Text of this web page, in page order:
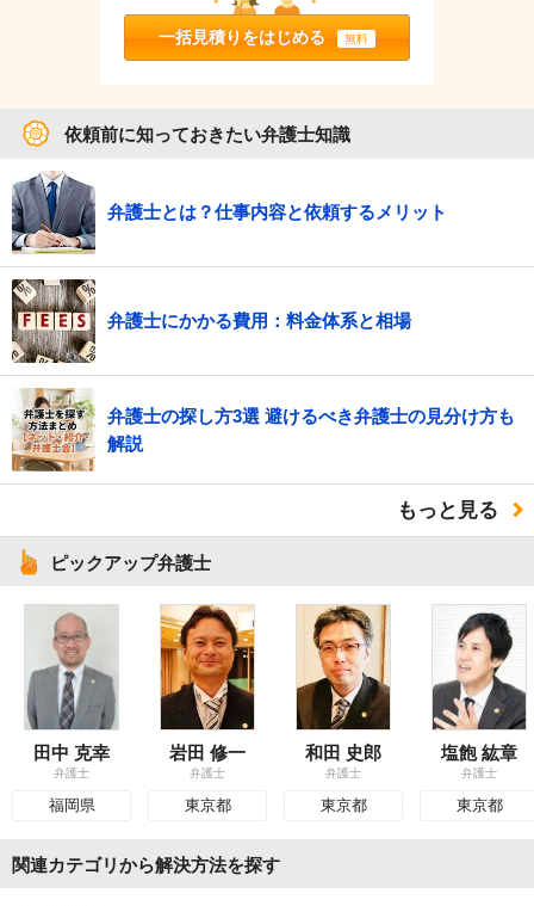
一括見積りをはじめる 無料
依頼前に知っておきたい弁護士知識
弁護士とは？仕事内容と依頼するメリット
弁護士にかかる費用：料金体系と相場
弁護士の探し方3選 避けるべき弁護士の見分け方も
解説
もっと見る
ピックアップ弁護士
田中 克幸
弁護士
福岡県
岩田 修一
弁護士
東京都
和田 史郎
弁護士
東京都
塩飽 紘章
弁護士
東京都
関連カテゴリから解決方法を探す